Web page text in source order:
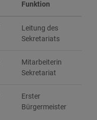
Funktion
Leitung des
Sekretariats
Mitarbeiterin
Sekretariat
Erster
Bürgermeister